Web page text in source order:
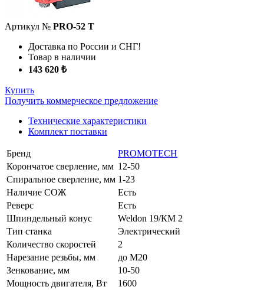
Артикул № PRO-52 T
Доставка по России и СНГ!
Товар в наличии
143 620 ₺
Купить
Получить коммерческое предложение
Технические характеристики
Комплект поставки
Бренд
PROMOTECH
Корончатое сверление, мм 12-50
Спиральное сверление, мм 1-23
Наличие СОЖ
Есть
Реверс
Есть
Шпиндельный конус
Weldon 19/КМ 2
Тип станка
Электрический
Количество скоростей
2
Нарезание резьбы, мм
до M20
Зенкование, мм
10-50
Мощность двигателя, Вт
1600